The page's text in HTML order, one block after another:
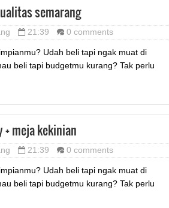
semarang
21:39 0 comments
Udah beli tapi ngak muat di
beli tapi budgetmu kurang? Tak perlu
+ meja kekinian
21:39 0 comments
Udah beli tapi ngak muat di
beli tapi budgetmu kurang? Tak perlu